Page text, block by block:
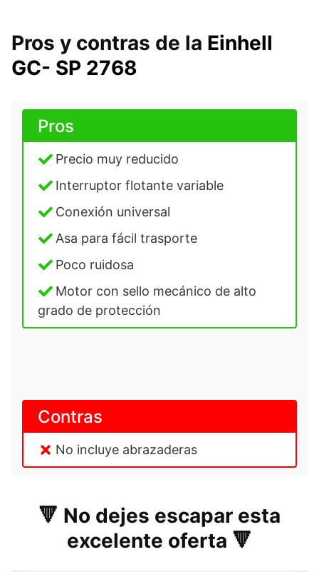
Pros y contras de la Einhell
GC- SP 2768
Pros
Precio muy reducido
Interruptor flotante variable
Conexión universal
Asa para fácil trasporte
Poco ruidosa
Motor con sello mecánico de alto
grado de protección
Contras
No incluye abrazaderas
🔻 No dejes escapar esta
excelente oferta 🔻